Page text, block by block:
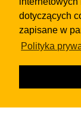
dotyczących
zapisane w
Polityka
© 2026Wydawnictwo
KRAWCZYK s.c.) z